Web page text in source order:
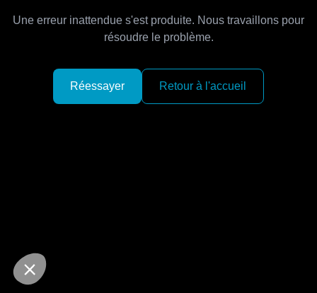
Une erreur inattendue s'est produite. Nous travaillons pour
résoudre le problème.
Réessayer Retour à l'accueil